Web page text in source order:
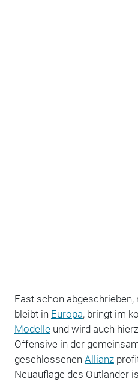
Fast schon abgeschrieben,
bleibt in Europa, bringt im
Modelleund wird auch
Offensive in der
geschlossenen Allianz
Neuauflage des Outlander